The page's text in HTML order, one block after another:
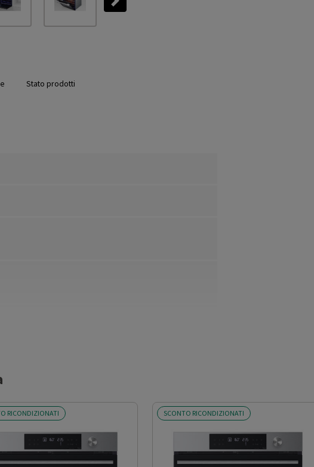
Next
Stato prodotti
RICONDIZIONATI SCONTO RICONDIZIONATI